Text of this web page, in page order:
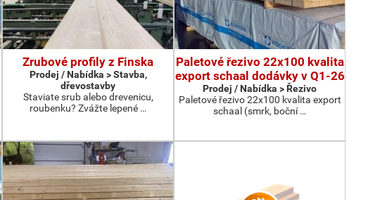
Zrubové profily z Finska
Prodej / Nabídka > Stavba,
dřevostavby
Staviate srub alebo drevenicu,
roubenku? Zvážte lepené …
Paletové řezivo 22x100 kvalita
export schaal dodávky v Q1-26
Prodej / Nabídka > Řezivo
Paletové řezivo 22x100 kvalita export
schaal (smrk, boční …